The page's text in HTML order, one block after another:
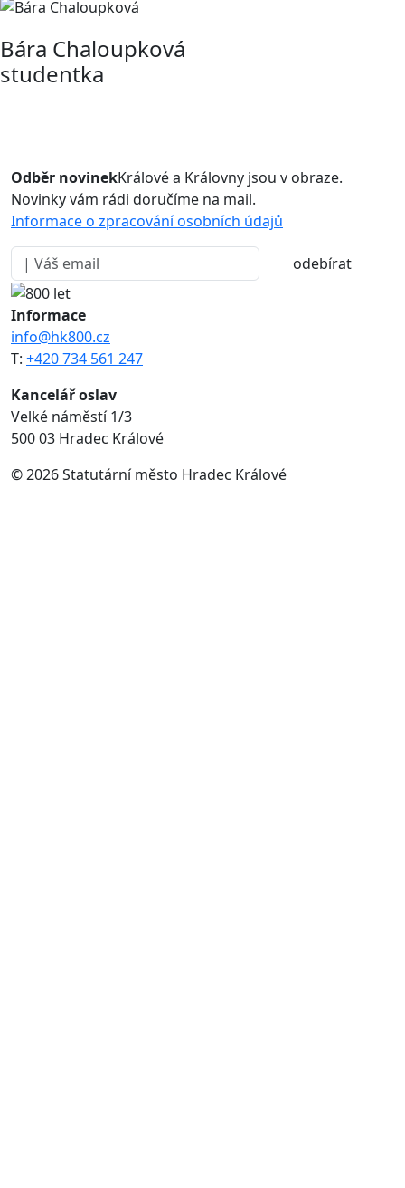
Bára Chaloupková
studentka
Odběr novinekKrálové a Královny jsou v obraze.
Novinky vám rádi doručíme na mail.
Informace o zpracování osobních údajů
odebírat
Informace
info@hk800.cz
T: +420 734 561 247
Kancelář oslav
Velké náměstí 1/3
500 03 Hradec Králové
© 2026 Statutární město Hradec Králové